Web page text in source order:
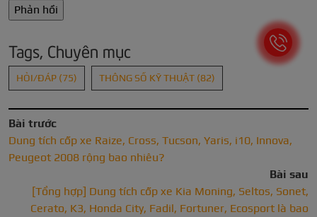
Tags, Chuyên mục
HỎI/ĐÁP (75) THÔNG SỐ KỸ THUẬT (82)
Bài trước
Dung tích cốp xe Raize, Cross, Tucson, Yaris, i10, Innova,
Peugeot 2008 rộng bao nhiêu?
Bài sau
[Tổng hợp] Dung tích cốp xe Kia Moning, Seltos, Sonet,
Cerato, K3, Honda City, Fadil, Fortuner, Ecosport là bao